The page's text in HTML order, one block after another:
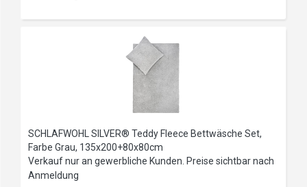
SCHLAFWOHL SILVER® Teddy Fleece Bettwäsche Set,
Farbe Grau, 135x200+80x80cm
Verkauf nur an gewerbliche Kunden. Preise sichtbar nach
Anmeldung